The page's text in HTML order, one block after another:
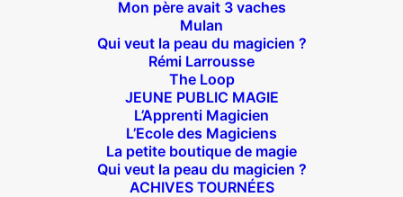
Mon père avait 3 vaches
Mulan
Qui veut la peau du magicien ?
Rémi Larrousse
The Loop
JEUNE PUBLIC MAGIE
L’Apprenti Magicien
L’Ecole des Magiciens
La petite boutique de magie
Qui veut la peau du magicien ?
ACHIVES TOURNÉES
Théâtre des Béliers Parisiens
14 bis rue Sainte Isaure 75018 Paris
Joffrin / Simplon – Loc :01 42 62 35 00
À l’affiche